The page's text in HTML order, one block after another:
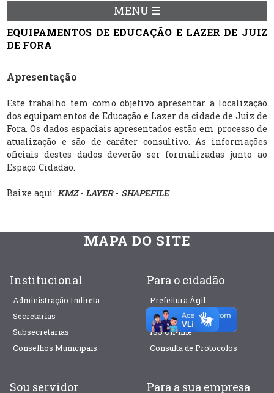
MENU ☰
EQUIPAMENTOS DE EDUCAÇÃO E LAZER DE JUIZ
DE FORA
Apresentação
Este trabalho tem como objetivo apresentar a localização
dos equipamentos de Educação e Lazer da cidade de Juiz de
Fora. Os dados espaciais apresentados estão em processo de
atualização e são de caráter consultivo. As informações
oficiais destes dados deverão ser formalizadas junto ao
Espaço Cidadão.
Baixe aqui:KMZ-LAYER- SHAPEFILE
MAPA DO SITE
Institucional
Administração Indireta
Secretarias
Subsecretarias
Conselhos Municipais
Para o cidadão
Prefeitura Ágil
IPTU On-line
ISS On-line
Consulta de Protocolos
Sou servidor Para a sua empresa